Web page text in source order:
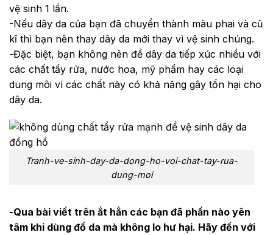
vệ sinh 1 lần.
-Nếu dây da của bạn đã chuyển thành màu phai và cũ
kĩ thì bạn nên thay dây da mới thay vì vệ sinh chúng.
-Đặc biệt, bạn không nên để dây da tiếp xúc nhiều với
các chất tẩy rửa, nước hoa, mỹ phẩm hay các loại
dung môi vì các chất này có khả năng gây tổn hại cho
dây da.
Tranh-ve-sinh-day-da-dong-ho-voi-chat-tay-rua-
dung-moi
-Qua bài viết trên ắt hẳn các bạn đã phần nào yên
tâm khi dùng đồ da mà không lo hư hại. Hãy đến với